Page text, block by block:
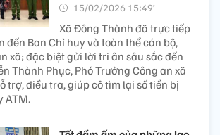
15/02/2026 15:49’
Xã Đông Thành đã trực tiếp
đến Ban Chỉ huy và toàn thể cán bộ,
xã; đặc biệt gửi lời tri ân sâu sắc đến
Thành Phục, Phó Trưởng Công an xã
trợ, điều tra, giúp cô tìm lại số tiền bị
ATM.